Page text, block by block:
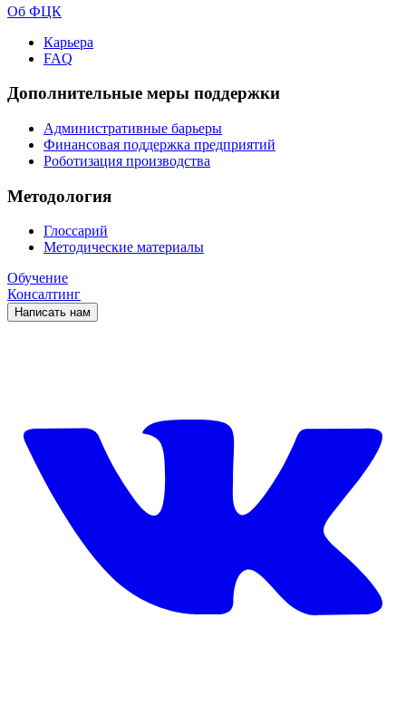
Об ФЦК
Карьера
FAQ
Дополнительные меры поддержки
Административные барьеры
Финансовая поддержка предприятий
Роботизация производства
Методология
Глоссарий
Методические материалы
Обучение
Консалтинг
Написать нам